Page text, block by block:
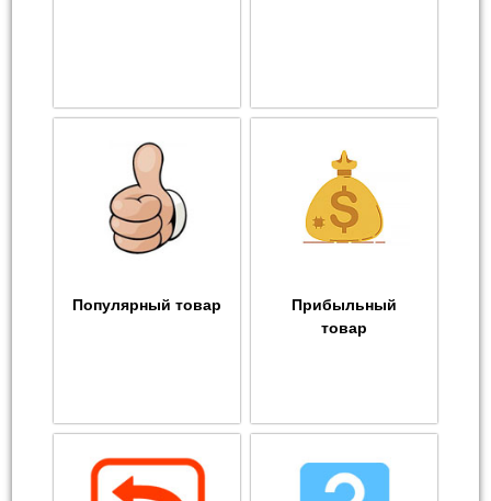
Популярный товар
Прибыльный
товар